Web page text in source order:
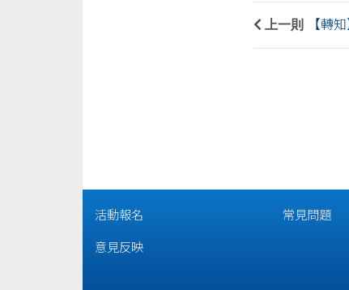
上一則 【轉
活動報名
意見反映
常見問題